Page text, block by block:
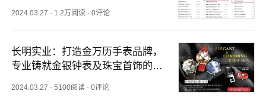
2024.03.27 · 1.2万阅读 ·0评论
长明实业：打造金万历手表品牌，
专业铸就金银钟表及珠宝首饰的辉
2024.03.27 ·5100阅读 ·0评论